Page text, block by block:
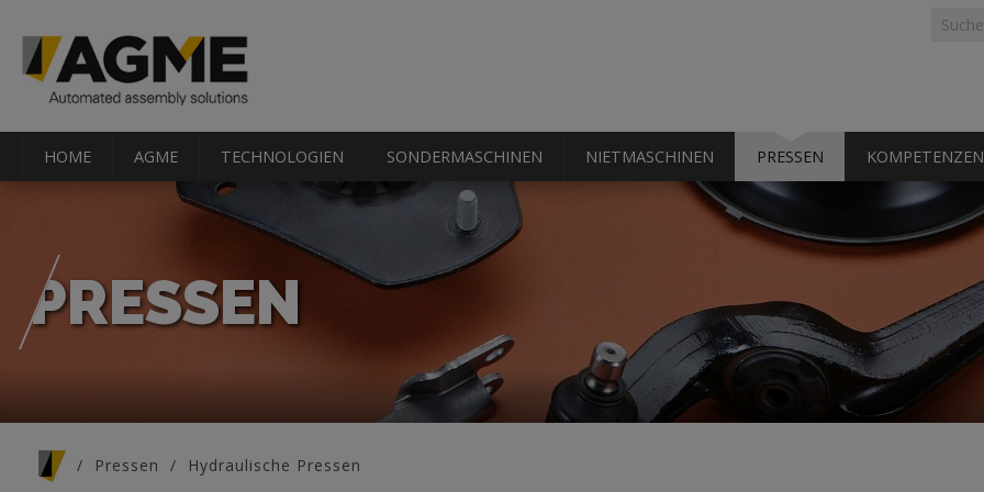
Suche
HOME AGME TECHNOLOGIEN SONDERMASCHINEN NIETMASCHINEN PRESSEN KOMPETENZEN
PRESSEN
Pressen Hydraulische Pressen